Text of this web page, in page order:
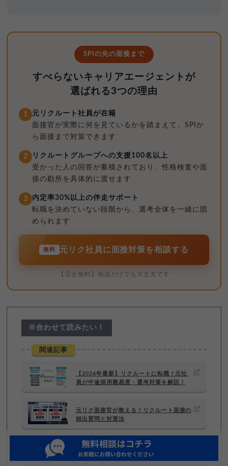
SPIの先の面接まで
すべらないキャリアエージェントが
選ばれる3つの理由
1
元リクルート社員が在籍
面接官が実際に何を見ているかを踏まえて、SPIか
ら面接まで対策できます
2
リクルートグループへの支援100名以上
受かった人の回答が蓄積されており、性格検査や面
接の勘所を具体的に渡せます
3
内定率30%以上の伴走サポート
転職を決めていない段階から、選考全体を一緒に固
められます
無料 元リク社員に面接対策を相談する
【完全無料】相談だけでも大丈夫です
※合わせて読みたい！
関連記事
【2026年最新】リクルートに転職！元社
員が中途採用難易度・選考対策を解説！
元リク面接官が教える！リクルート面接の
頻出質問と対策法
【8月最新】リクルートは激務？やめと
け？その実態を元リク社員が解説！